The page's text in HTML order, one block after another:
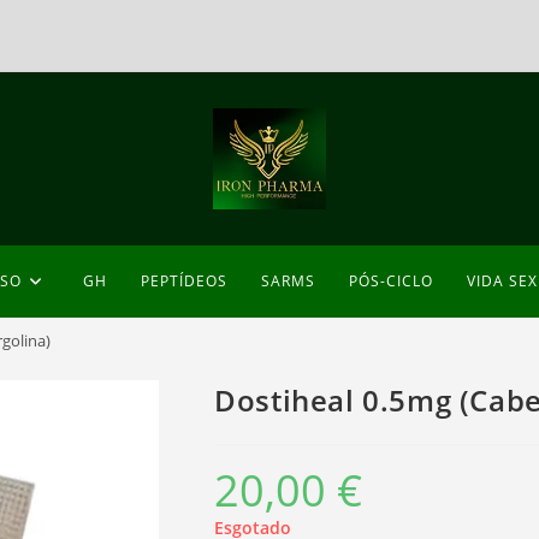
GH PEPTÍDEOS SARMS PÓS-CICLO VIDA
Dostiheal 0.5mg
20,00 €
Esgotado